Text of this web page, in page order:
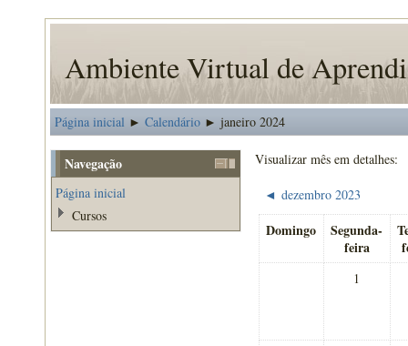
Ambiente Virtual de
Página inicial ► Calendário ► janeiro 2024
Visualizar mês em detalhes:
◄ dezembro 2023
Domingo
Segunda-
feira
1
Navegação
Página inicial
Cursos